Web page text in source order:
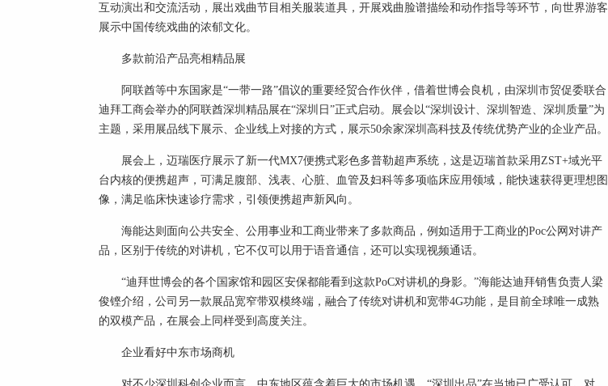
互动演出和交流活动，展出戏曲节目相关服装道具，开展戏曲脸谱描绘和动作指导等环节，向世界游客
展示中国传统戏曲的浓郁文化。
多款前沿产品亮相精品展
阿联酋等中东国家是“一带一路”倡议的重要经贸合作伙伴，借着世博会良机，由深圳市贸促委联合
迪拜工商会举办的阿联酋深圳精品展在“深圳日”正式启动。展会以“深圳设计、深圳智造、深圳质量”为
主题，采用展品线下展示、企业线上对接的方式，展示50余家深圳高科技及传统优势产业的企业产品。
展会上，迈瑞医疗展示了新一代MX7便携式彩色多普勒超声系统，这是迈瑞首款采用ZST+域光平
台内核的便携超声，可满足腹部、浅表、心脏、血管及妇科等多项临床应用领域，能快速获得更理想图
像，满足临床快速诊疗需求，引领便携超声新风向。
海能达则面向公共安全、公用事业和工商业带来了多款商品，例如适用于工商业的Poc公网对讲产
品，区别于传统的对讲机，它不仅可以用于语音通信，还可以实现视频通话。
“迪拜世博会的各个国家馆和园区安保都能看到这款PoC对讲机的身影。”海能达迪拜销售负责人梁
俊铿介绍，公司另一款展品宽窄带双模终端，融合了传统对讲机和宽带4G功能，是目前全球唯一成熟
的双模产品，在展会上同样受到高度关注。
企业看好中东市场商机
对不少深圳科创企业而言，中东地区蕴含着巨大的市场机遇，“深圳出品”在当地已广受认可。对